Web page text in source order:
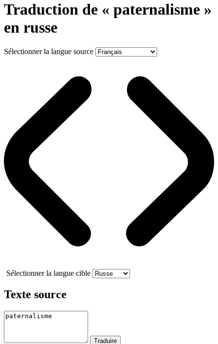
Traduction de « paternalisme »
en russe
Sélectionner la langue source
Sélectionner la langue cible
Texte source